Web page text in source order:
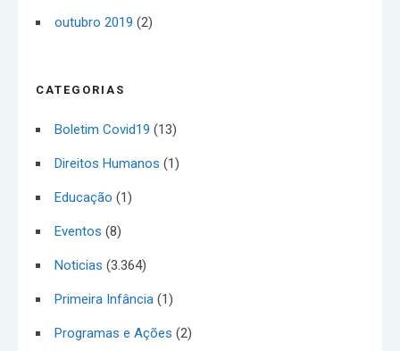
outubro 2019 (2)
CATEGORIAS
Boletim Covid19 (13)
Direitos Humanos (1)
Educação (1)
Eventos (8)
Noticias (3.364)
Primeira Infância (1)
Programas e Ações (2)